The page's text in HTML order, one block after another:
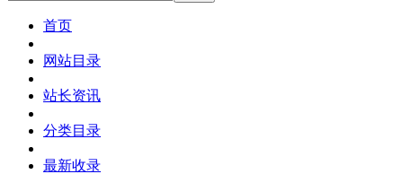
首页
网站目录
站长资讯
分类目录
最新收录